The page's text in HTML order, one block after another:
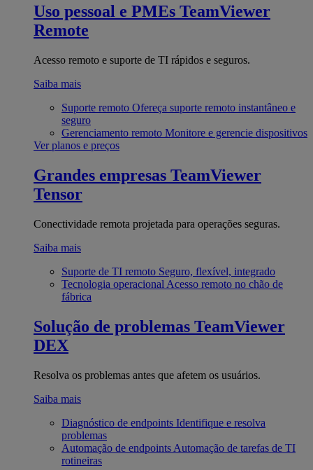
Uso pessoal e PMEs TeamViewer
Remote
Acesso remoto e suporte de TI rápidos e seguros.
Saiba mais
Suporte remoto Ofereça suporte remoto instantâneo e
seguro
Gerenciamento remoto Monitore e gerencie dispositivos
Ver planos e preços
Grandes empresas TeamViewer
Tensor
Conectividade remota projetada para operações seguras.
Saiba mais
Suporte de TI remoto Seguro, flexível, integrado
Tecnologia operacional Acesso remoto no chão de
fábrica
Solução de problemas TeamViewer
DEX
Resolva os problemas antes que afetem os usuários.
Saiba mais
Diagnóstico de endpoints Identifique e resolva
problemas
Automação de endpoints Automação de tarefas de TI
rotineiras